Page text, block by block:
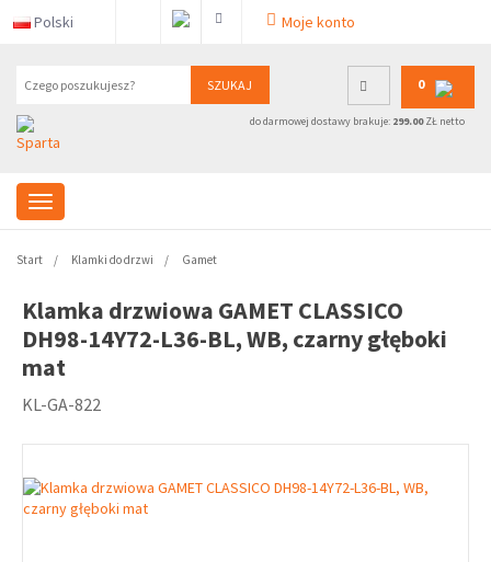
Polski Moje konto
SZUKAJ 0
do darmowej dostawy brakuje: 299.00ZŁ netto
Start Klamki do drzwi Gamet
Klamka drzwiowa GAMET CLASSICO
DH98-14Y72-L36-BL, WB, czarny głęboki
mat
KL-GA-822